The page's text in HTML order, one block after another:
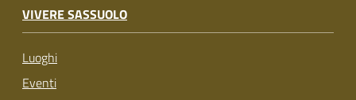
VIVERE SASSUOLO
Luoghi
Eventi